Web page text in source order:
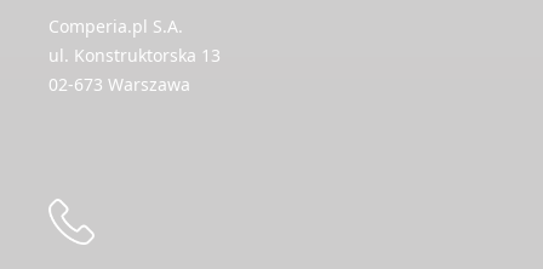
Comperia.pl S.A.
ul. Konstruktorska 13
02-673 Warszawa